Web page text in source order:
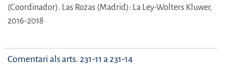
(Coordinador). Las Rozas (Madrid): La Ley-Wolters Kluwer,
2016-2018
Comentari als arts. 231-11 a 231-14